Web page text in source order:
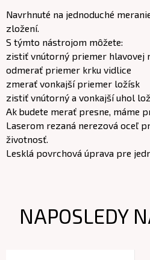
Navrhnuté na jednoduché
zložení.
S týmto nástrojom môžete:
zistiť vnútorný priemer hlavovej
odmerať priemer krku vidlice
zmerať vonkajší priemer ložísk
zistiť vnútorný a vonkajší uhol
Ak budete merať presne, máme
Laserom rezaná nerezová oceľ
životnosť.
Lesklá povrchová úprava pre
NAPOSLEDY